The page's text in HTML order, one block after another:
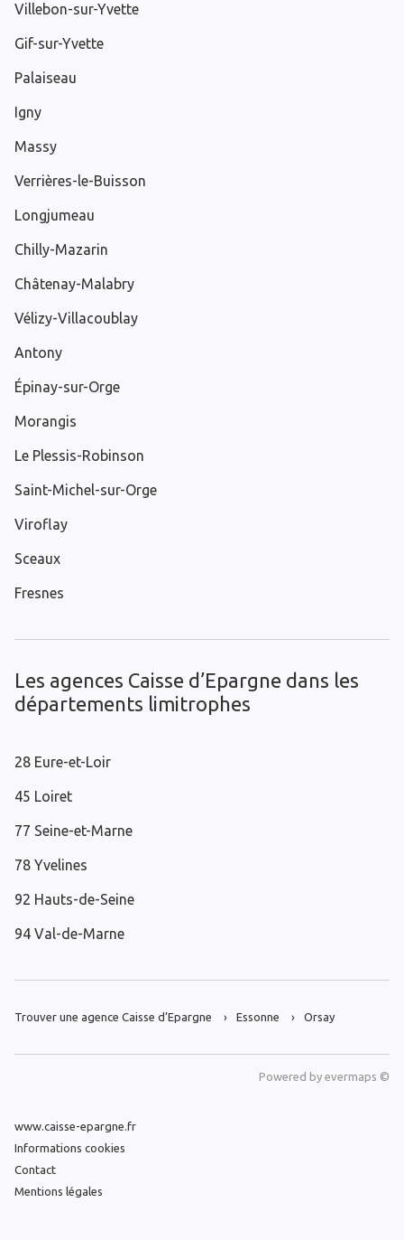
Villebon-sur-Yvette
Gif-sur-Yvette
Palaiseau
Igny
Massy
Verrières-le-Buisson
Longjumeau
Chilly-Mazarin
Châtenay-Malabry
Vélizy-Villacoublay
Antony
Épinay-sur-Orge
Morangis
Le Plessis-Robinson
Saint-Michel-sur-Orge
Viroflay
Sceaux
Fresnes
Les agences Caisse d’Epargne dans les
départements limitrophes
28 Eure-et-Loir
45 Loiret
77 Seine-et-Marne
78 Yvelines
92 Hauts-de-Seine
94 Val-de-Marne
Trouver une agence Caisse d’Epargne Essonne Orsay
Powered by evermaps ©
www.caisse-epargne.fr
Informations cookies
Contact
Mentions légales